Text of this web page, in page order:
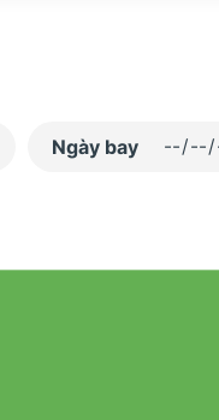
Ngày bay